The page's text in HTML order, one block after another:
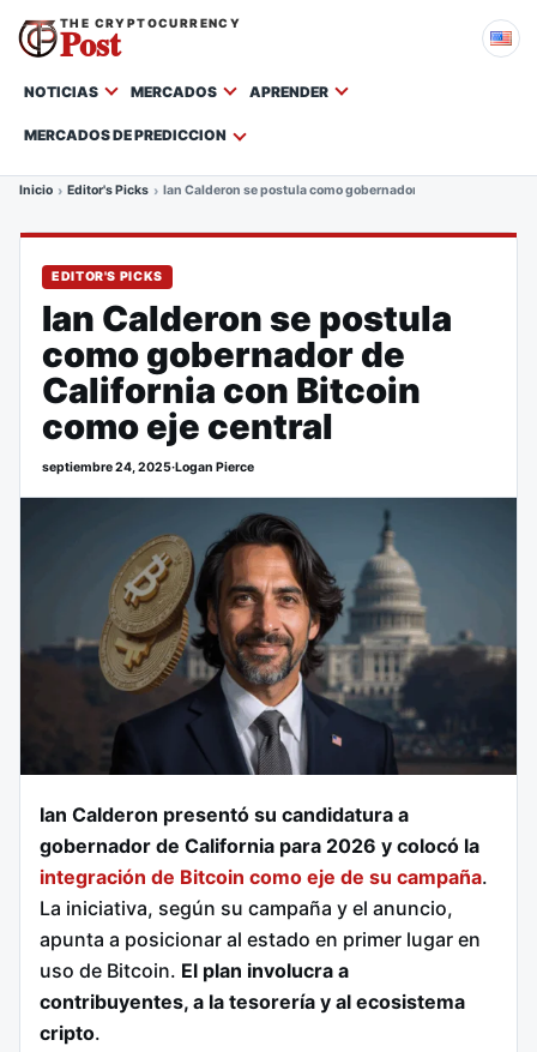
THE CRYPTOCURRENCY
Post
NOTICIAS MERCADOS APRENDER
MERCADOS DE PREDICCION
Inicio Editor's Picks Ian Calderon se postula como gobernador de California con
EDITOR'S PICKS
Ian Calderon se postula
como gobernador de
California con Bitcoin
como eje central
septiembre 24, 2025·Logan Pierce
Ian Calderon presentó su candidatura a
gobernador de California para 2026 y colocó la
integración de Bitcoin como eje de su campaña.
La iniciativa, según su campaña y el anuncio,
apunta a posicionar al estado en primer lugar en
uso de Bitcoin. El plan involucra a
contribuyentes, a la tesorería y al ecosistema
cripto.